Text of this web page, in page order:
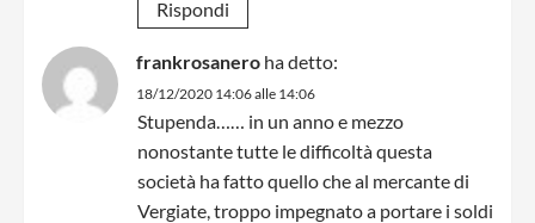
Rispondi
frankrosanero ha detto:
18/12/2020 14:06 alle 14:06
Stupenda…… in un anno e mezzo
nonostante tutte le difficoltà questa
società ha fatto quello che al mercante di
Vergiate, troppo impegnato a portare i soldi